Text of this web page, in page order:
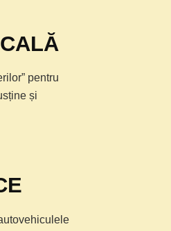
pentru
și